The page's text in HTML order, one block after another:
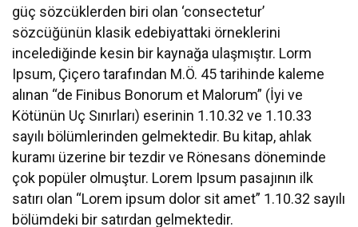
güç sözcüklerden biri olan ‘consectetur’
sözcüğünün klasik edebiyattaki örneklerini
incelediğinde kesin bir kaynağa ulaşmıştır. Lorm
Ipsum, Çiçero tarafından M.Ö. 45 tarihinde kaleme
alınan “de Finibus Bonorum et Malorum” (İyi ve
Kötünün Uç Sınırları) eserinin 1.10.32 ve 1.10.33
sayılı bölümlerinden gelmektedir. Bu kitap, ahlak
kuramı üzerine bir tezdir ve Rönesans döneminde
çok popüler olmuştur. Lorem Ipsum pasajının ilk
satırı olan “Lorem ipsum dolor sit amet” 1.10.32 sayılı
bölümdeki bir satırdan gelmektedir.